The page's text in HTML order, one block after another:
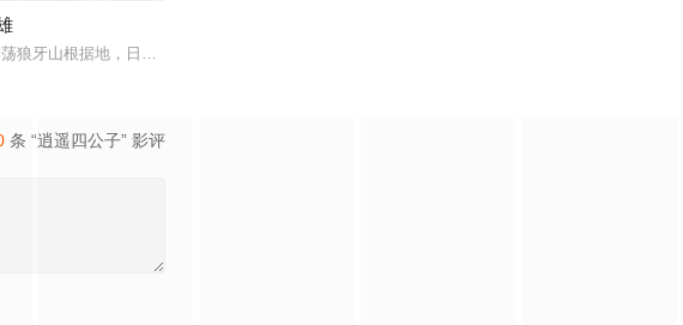
奇女子。十年前的她被他从死人堆里救出来，蓬头垢面口齿不清。十年后的她才学满腹、
（苏晓彤 饰）与童年时因一场意外落下身体残缺的少年顾铭夕（何洛洛 饰）的成长印记与深深联
狼牙山根据地，日军大队长野田天一、中队长三木武夫等带兵参加围剿。冀中军区损失惨重，
条 “逍遥四公子” 影评